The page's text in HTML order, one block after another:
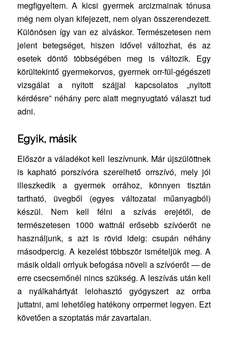
megfigyeltem. A kicsi gyermek arcizmainak tónusa
még nem olyan kifejezett, nem olyan összerendezett.
Különösen így van ez alváskor. Természetesen nem
jelent betegséget, hiszen idővel változhat, és az
esetek döntő többségében meg is változik. Egy
körültekintő gyermekorvos, gyermek orr-fül-gégészeti
vizsgálat a nyitott szájjal kapcsolatos „nyitott
kérdésre” néhány perc alatt megnyugtató választ tud
adni.
Egyik, másik
Először a váladékot kell leszívnunk. Már újszülöttnek
is kapható porszívóra szerelhető orrszívó, mely jól
illeszkedik a gyermek orrához, könnyen tisztán
tartható, üvegből (egyes változatai műanyagból)
készül. Nem kell félni a szívás erejétől, de
természetesen 1000 wattnál erősebb szívóerőt ne
használjunk, s azt is rövid ideig: csupán néhány
másodpercig. A kezelést többször ismételjük meg. A
másik oldali orrlyuk befogása növeli a szívóerőt — de
erre csecsemőnél nincs szükség. A leszívás után kell
a nyálkahártyát lelohasztó gyógyszert az orrba
juttatni, ami lehetőleg hatékony orrpermet legyen. Ezt
követően a szoptatás már zavartalan.